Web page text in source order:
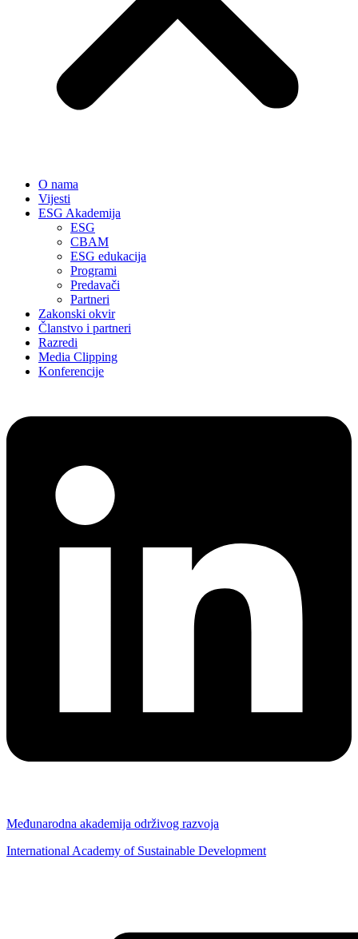
O nama
Vijesti
ESG Akademija
ESG
CBAM
ESG edukacija
Programi
Predavači
Partneri
Zakonski okvir
Članstvo i partneri
Razredi
Media Clipping
Konferencije
Međunarodna akademija održivog razvoja
International Academy of Sustainable Development